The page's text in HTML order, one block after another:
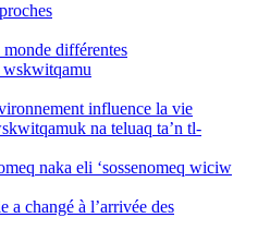
différentes
wskwitqamu
influence la vie
na teluaq ta’n tl-
naka eli ‘sossenomeq wiciw
a changé à l’arrivée des